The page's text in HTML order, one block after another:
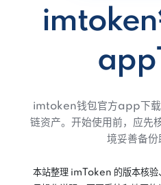
imtoken
app
imtoken钱包官方app下载
链资产。开始使用前，应先
境妥善备份
本站整理 imToken 的版本核验